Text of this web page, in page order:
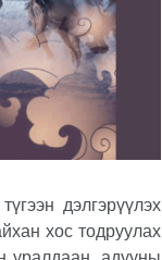
дэлгэрүүлэх
хос тодруулах